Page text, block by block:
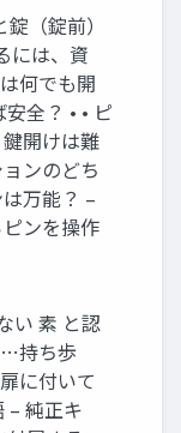
（錠前）
には、資
何でも開
全？ • • ピ
開けは難
ンのどち
万能？ –
ンを操作
い 素 と認
…持ち歩
に付いて
– 純正キ